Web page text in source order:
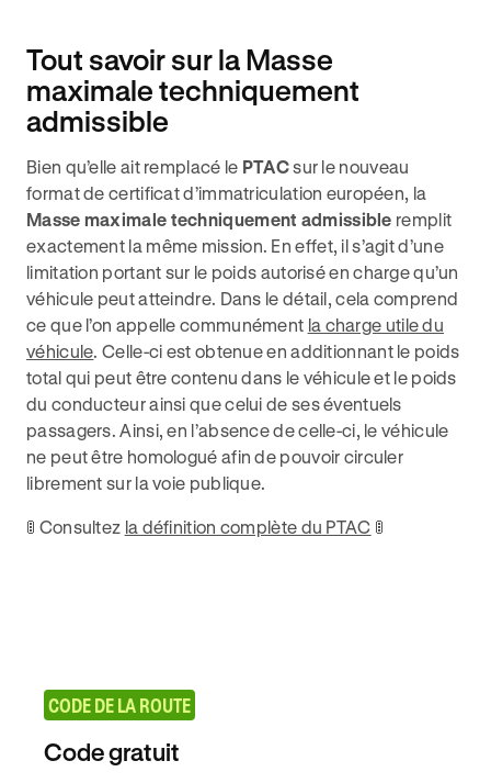
Tout savoir sur la Masse
maximale techniquement
admissible
Bien qu’elle ait remplacé le PTACsur le nouveau
format de certificat d’immatriculation européen, la
Masse maximale techniquement admissible remplit
exactement la même mission. En effet, il s’agit d’une
limitation portant sur le poids autorisé en charge qu’un
véhicule peut atteindre. Dans le détail, cela comprend
ce que l’on appelle communément la charge utile du
véhicule. Celle-ci est obtenue en additionnant le poids
total qui peut être contenu dans le véhicule et le poids
du conducteur ainsi que celui de ses éventuels
passagers. Ainsi, en l’absence de celle-ci, le véhicule
ne peut être homologué afin de pouvoir circuler
librement sur la voie publique.
🚦 Consultez la définition complète du PTAC 🚦
CODE DE LA ROUTE
Code gratuit